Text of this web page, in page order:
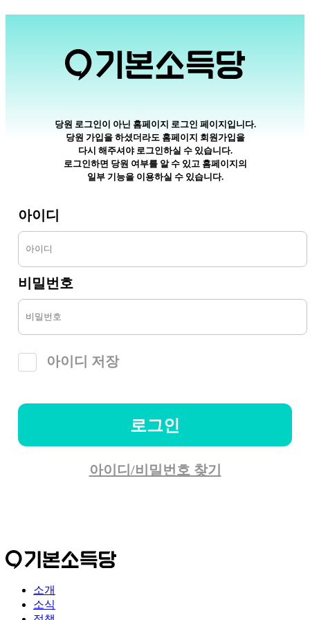
당원 로그인이 아닌 홈페이지 로그인 페이지입니다.
당원 가입을 하셨더라도 홈페이지 회원가입을
다시 해주셔야 로그인하실 수 있습니다.
로그인하면 당원 여부를 알 수 있고 홈페이지의
일부 기능을 이용하실 수 있습니다.
아이디
비밀번호
아이디 저장
로그인
아이디/비밀번호 찾기
소개
소식